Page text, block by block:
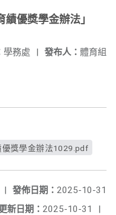
績優獎學金辦法」
發布人： 體育組
學務處 |
獎學金辦法1029.pdf
發佈日期： 2025-10-31
|
新日期： 2025-10-31 |